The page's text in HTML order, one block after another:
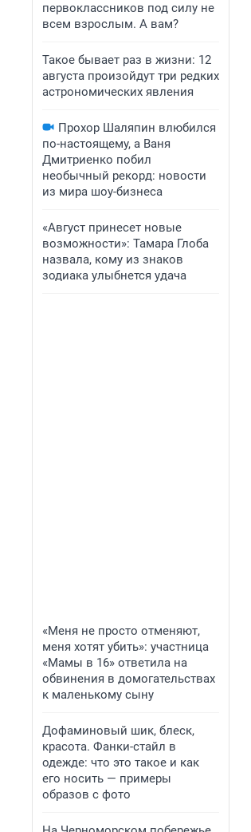
первоклассников под силу не
всем взрослым. А вам?
Такое бывает раз в жизни: 12
августа произойдут три редких
астрономических явления
Прохор Шаляпин влюбился
по-настоящему, а Ваня
Дмитриенко побил
необычный рекорд: новости
из мира шоу-бизнеса
«Август принесет новые
возможности»: Тамара Глоба
назвала, кому из знаков
зодиака улыбнется удача
«Меня не просто отменяют,
меня хотят убить»: участница
«Мамы в 16» ответила на
обвинения в домогательствах
к маленькому сыну
Дофаминовый шик, блеск,
красота. Фанки-стайл в
одежде: что это такое и как
его носить — примеры
образов с фото